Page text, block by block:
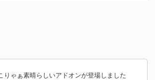
りゃぁ素晴らしいアドオンが登場しました